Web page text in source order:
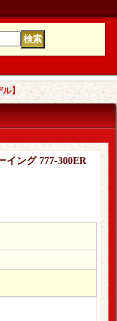
】
イング 777-300ER